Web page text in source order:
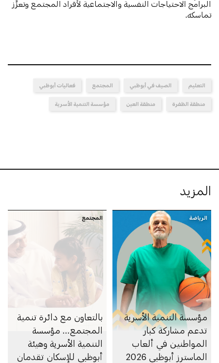
البرامج الاحتياجات النفسية والاجتماعية لأفراد المجتمع وتعزِّز
تماسكه.
التعليم الصيف في أبوظبي المجتمع فعاليات أبوظبي
منطقة الظفرة منطقة العين مؤسسة التنمية الأسرية
المزيد
الرياضة
مؤسسة التنمية الأسرية
تدعم مشاركة كبار
المواطنين في ألعاب
الماسترز أبوظبي 2026
المجتمع
بالتعاون مع دائرة تنمية
المجتمع... مؤسسة
التنمية الأسرية وهيئة
أبوظبي للإسكان تقدمان